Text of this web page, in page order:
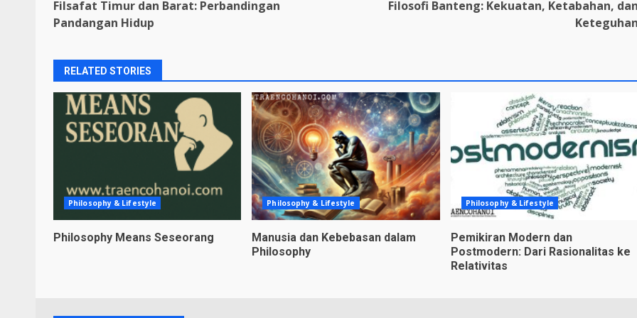
Reading
Filsafat Timur dan Barat: Perbandingan
Pandangan Hidup
Filosofi Banteng: Kekuatan, Ketabahan,
RELATED STORIES
Philosophy & Lifestyle
Philosophy Means Seseorang
Philosophy & Lifestyle
Manusia dan Kebebasan dalam
Philosophy
Philosophy & Lifestyle
Pemikiran Modern dan
Postmodern: Dari Rasionalitas ke
Relativitas